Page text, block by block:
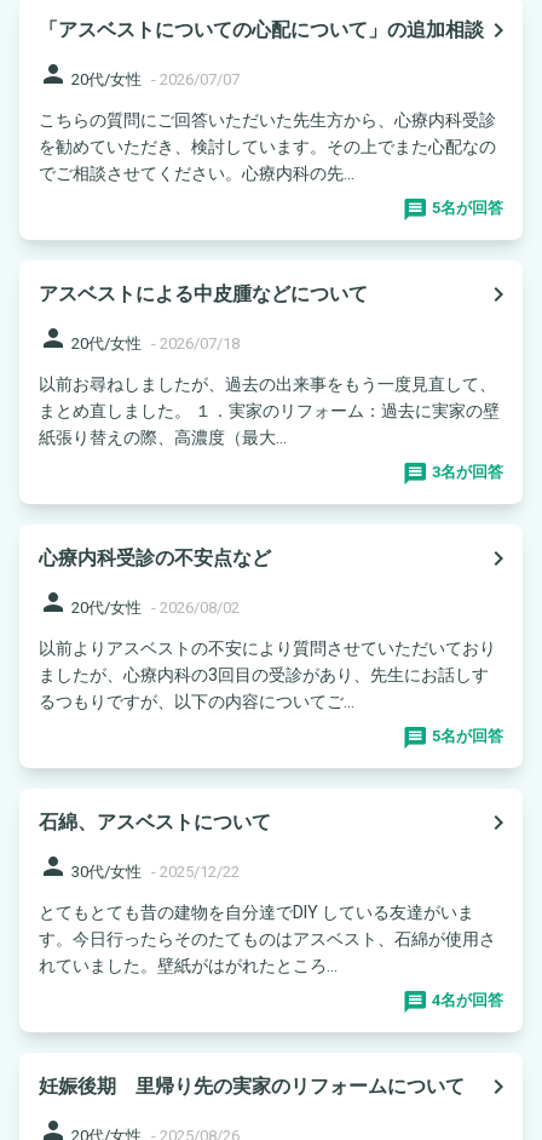
「アスベストについての心配について」の追加相談 navigate_next
person 20代/女性 - 2026/07/07
こちらの質問にご回答いただいた先生方から、心療内科受診
を勧めていただき、検討しています。その上でまた心配なの
でご相談させてください。心療内科の先...
5名が回答
アスベストによる中皮腫などについて
navigate_next
person 20代/女性 - 2026/07/18
以前お尋ねしましたが、過去の出来事をもう一度見直して、
まとめ直しました。 １．実家のリフォーム：過去に実家の壁
紙張り替えの際、高濃度（最大...
3名が回答
心療内科受診の不安点など
navigate_next
person 20代/女性 - 2026/08/02
以前よりアスベストの不安により質問させていただいており
ましたが、心療内科の3回目の受診があり、先生にお話しす
るつもりですが、以下の内容についてご...
5名が回答
石綿、アスベストについて
navigate_next
person 30代/女性 - 2025/12/22
とてもとても昔の建物を自分達でDIY している友達がいま
す。今日行ったらそのたてものはアスベスト、石綿が使用さ
れていました。壁紙がはがれたところ...
4名が回答
妊娠後期 里帰り先の実家のリフォームについて
navigate_next
person 20代/女性 - 2025/08/26